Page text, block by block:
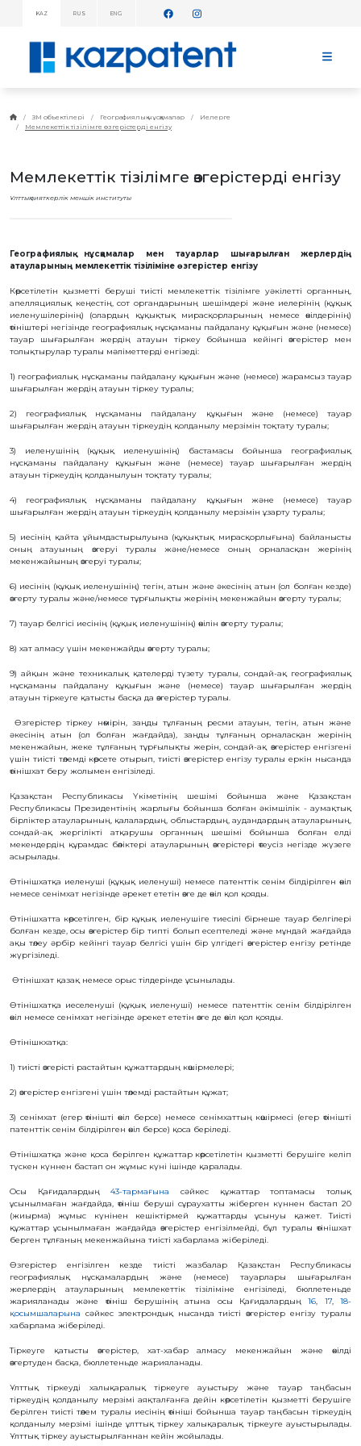
KAZ RUS ENG
АҚПАРАТТЫҚ
ХАБАРЛАМАЛАР!
KAZPATENT
ТУРАЛЫ
БАСШЫЛЫҒЫ
МӘЛІМЕТТЕР
ТЕЛЕФОНДАР
ДЗМҰ-МЕН
ЫНТЫМАҚТАСТЫҚ
ЖҰМЫС
ЖОСПАРЫ
БАҒАЛАР
БАНК
РЕКВИЗИТТЕРІ
Қ.
ФИЛИАЛЫ
ЕСЕП
ХАЛЫҚАРАЛЫҚ
ЫНТЫМАҚТАСТЫҚ
ҚЫЗМЕТТІК
БОС
ОРЫНДАР
«ҚАЗАҚСТАННЫҢ
ЗИЯТКЕРЛІК
МЕНШІГІ»
ЖУРНАЛЫ
КӨРСЕТІЛЕТІН
ҚЫЗМЕТТЕР
САТЫП
СЫБАЙЛАС
ҚАРСЫ ІС-
ҚИМЫЛ
ШАПАҒАТ
БАЙЛАНЫС
ЗМ
ӨНЕРТАБЫСТАР
ПАЙДАЛЫ
МОДЕЛЬДЕР
ӨНЕРКӘСІПТІК
СЕЛЕКЦИЯЛЫҚ
ЖЕТІСТІКТЕР
ТАУАР
БЕЛГІЛЕРІ
ТАУАР
ШЫҒАРЫЛҒАН
ЖЕРДIҢ
ИНТЕГРАЛДЫҚ
ШАРТТАРЫ
ҚҰҚЫҚТАР
ДИРЕКТОРДЫҢ
ИНТЕРАКТИВТІ
ГЕОГРАФИЯЛЫҚ
НҰСҚАМАЛАР
ЖӘНЕ
ТАУАРЛАР
ШЫҒАРЫЛҒАН
АТАУЛАРЫНЫҢ
ИНТЕРАКТИВТІ
КАРТАСЫ
ГЕОГРАФИЯЛЫҚ
НҰСҚАМАЛАР
ЖӘНЕ
ТАУАРЛАР
АТАУЛАРЫНЫҢ
ӘЛЕУЕТТІ
КАРТАСЫ
FAQ/
СҰРАҚ -
ЗМ объектілері Географиялық нұсқамалар
Иелерге
Мемлекеттік тізілімге өзгерістерді енгізу
Мемлекеттік тізілімге өзгерістерді енгізу
Ұлттық зияткерлік меншік институты
Географиялық нұсқамалар мен тауарлар шығарылған жерлердің
атауларының мемлекеттік тізіліміне өзгерістер енгізу
Көрсетілетін қызметті беруші тиісті мемлекеттік тізілімге уәкілетті органның,
апелляциялық кеңестің, сот органдарының шешімдері және иелерінің (құқық
иеленушілерінің) (олардың құқықтық мирасқорларының немесе өкілдерінің)
өтініштері негізінде географиялық нұсқаманы пайдалану құқығын және (немесе)
тауар шығарылған жердің атауын тіркеу бойынша кейінгі өзгерістер мен
толықтырулар туралы мәліметтерді енгізеді:
1) географиялық нұсқаманы пайдалану құқығын және (немесе) жарамсыз тауар
шығарылған жердің атауын тіркеу туралы;
2) географиялық нұсқаманы пайдалану құқығын және (немесе) тауар
шығарылған жердің атауын тіркеудің қолданылу мерзімін тоқтату туралы;
3) иеленушінің (құқық иеленушінің) бастамасы бойынша географиялық
нұсқаманы пайдалану құқығын және (немесе) тауар шығарылған жердің
атауын тіркеудің қолданылуын тоқтату туралы;
4) географиялық нұсқаманы пайдалану құқығын және (немесе) тауар
шығарылған жердің атауын тіркеудің қолданылу мерзімін ұзарту туралы;
5) иесінің қайта ұйымдастырылуына (құқықтық мирасқорлығына) байланысты
оның атауының өзгеруі туралы және/немесе оның орналасқан жерінің
мекенжайының өзгеруі туралы;
6) иесінің (құқық иеленушінің) тегін, атын және әкесінің атын (ол болған кезде)
өзгерту туралы және/немесе тұрғылықты жерінің мекенжайын өзгерту туралы;
7) тауар белгісі иесінің (құқық иеленушінің) өкілін өзгерту туралы;
8) хат алмасу үшін мекенжайды өзгерту туралы;
9) айқын және техникалық қателерді түзету туралы, сондай-ақ географиялық
нұсқаманы пайдалану құқығын және (немесе) тауар шығарылған жердің
атауын тіркеуге қатысты басқа да өзгерістер туралы.
Өзгерістер тіркеу нөмірін, заңды тұлғаның ресми атауын, тегін, атын және
әкесінің атын (ол болған жағдайда), заңды тұлғаның орналасқан жерінің
мекенжайын, жеке тұлғаның тұрғылықты жерін, сондай-ақ өзгерістер енгізгені
үшін тиісті төлемді көрсете отырып, тиісті өзгерістер енгізу туралы еркін нысанда
өтінішхат беру жолымен енгізіледі.
Қазақстан Республикасы Үкіметінің шешімі бойынша және Қазақстан
Республикасы Президентінің жарлығы бойынша болған әкімшілік - аумақтық
бірліктер атауларының, қалалардың, облыстардың, аудандардың атауларының,
сондай-ақ жергілікті атқарушы органның шешімі бойынша болған елді
мекендердің құрамдас бөліктері атауларының өзгерістері өтеусіз негізде жүзеге
асырылады.
Өтінішхатқа иеленуші (құқық иеленуші) немесе патенттік сенім білдірілген өкіл
немесе сенімхат негізінде әрекет ететін өзге де өкіл қол қояды.
Өтінішхатта көрсетілген, бір құқық иеленушіге тиесілі бірнеше тауар белгілері
болған кезде, осы өзгерістер бір типті болып есептеледі және мұндай жағдайда
ақы төлеу әрбір кейінгі тауар белгісі үшін бір үлгідегі өзгерістер енгізу ретінде
жүргізіледі.
Өтінішхат қазақ немесе орыс тілдерінде ұсынылады.
Өтінішхатқа иеселенуші (құқық иеленуші) немесе патенттік сенім білдірілген
өкіл немесе сенімхат негізінде әрекет ететін өзге де өкіл қол қояды.
Өтінішкхатқа:
1) тиісті өзгерісті растайтын құжаттардың көшірмелері;
2) өзгерістер енгізгені үшін төлемді растайтын құжат;
3) сенімхат (егер өтінішті өкіл берсе) немесе сенімхаттың көшірмесі (егер өтінішті
патенттік сенім білдірілген өкіл берсе) қоса беріледі.
Өтінішхатқа және қоса берілген құжаттар көрсетілетін қызметті берушіге келіп
түскен күннен бастап он жұмыс күні ішінде қаралады.
Осы Қағидалардың43-тармағына
сәйкес құжаттар топтамасы толық
ұсынылмаған жағдайда, өтініш беруші сұраухатты жіберген күннен бастап 20
(жиырма) жұмыс күнінен кешіктірмей құжаттарды ұсынуы қажет. Тиісті
құжаттар ұсынылмаған жағдайда өзгерістер енгізілмейді, бұл туралы өтінішхат
берген тұлғаның мекенжайына тиісті хабарлама жіберіледі.
Өзгерістер енгізілген кезде тиісті жазбалар Қазақстан Республикасы
географиялық нұсқамалардың және (немесе) тауарлары шығарылған
жерлердің атауларының мемлекеттік тізіліміне енгізіледі, бюллетеньде
жарияланады және өтініш берушінің атына осы Қағидалардың16, 17,18-
қосымшаларына сәйкес электрондық нысанда тиісті өзгерістер енгізу туралы
хабарлама жіберіледі.
Тіркеуге қатысты өзгерістер, хат-хабар алмасу мекенжайын және өкілді
өзгертуден басқа, бюллетеньде жарияланады.
Ұлттық тіркеуді халықаралық тіркеуге ауыстыру және тауар таңбасын
тіркеудің қолданылу мерзімі аяқталғанға дейін көрсетілетін қызметті берушіге
берілген тиісті төлем туралы иесінің өтініші бойынша тауар таңбасын тіркеудің
қолданылу мерзімі ішінде ұлттық тіркеу халықаралық тіркеуге ауыстырылады.
Ұлттық тіркеу ауыстырылғаннан кейін жойылады.